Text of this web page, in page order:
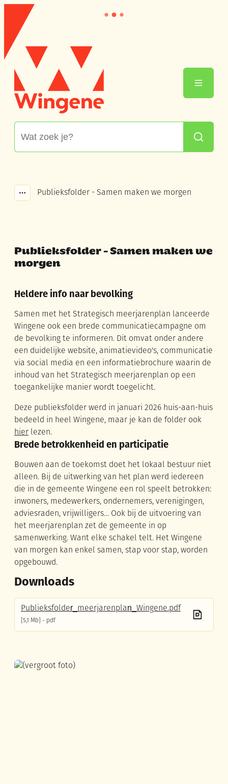
Naar inhoud
Wingene
Zoeken
Menu
Toon alle broodkruimel items
Publieksfolder - Samen maken we morgen
Publieksfolder - Samen maken we
morgen
Heldere info naar bevolking
Samen met het Strategisch meerjarenplan lanceerde
Wingene ook een brede communicatiecampagne om
de bevolking te informeren. Dit omvat onder andere
een duidelijke website, animatievideo's, communicatie
via social media en een informatiebrochure waarin de
inhoud van het Strategisch meerjarenplan op een
toegankelijke manier wordt toegelicht.
Deze publieksfolder werd in januari 2026 huis-aan-huis
bedeeld in heel Wingene, maar je kan de folder ook
hier lezen.
Brede betrokkenheid en participatie
Bouwen aan de toekomst doet het lokaal bestuur niet
alleen. Bij de uitwerking van het plan werd iedereen
die in de gemeente Wingene een rol speelt betrokken:
inwoners, medewerkers, ondernemers, verenigingen,
adviesraden, vrijwilligers… Ook bij de uitvoering van
het meerjarenplan zet de gemeente in op
samenwerking. Want elke schakel telt. Het Wingene
van morgen kan enkel samen, stap voor stap, worden
opgebouwd.
Downloads
Publieksfolder_meerjarenplan_Wingene.pdf
5,1 Mb pdf